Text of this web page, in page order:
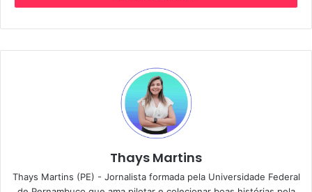
Além disso, é importante ficar atento as áreas em que as
linhas de pipa são mais comuns. Em algumas regiões,
esse problema pode ser mais prevalente, especialmente
em determinadas épocas do ano.
Além disso, fique atento a sinais visuais de linhas de pipa,
como papéis coloridos presos em fios ou objetos
semelhantes. Se você notar esses sinais, reduza a
velocidade e esteja preparado para frenagem brusca.
Thays Martins
Thays Martins (PE) - Jornalista formada pela Universidade Federal